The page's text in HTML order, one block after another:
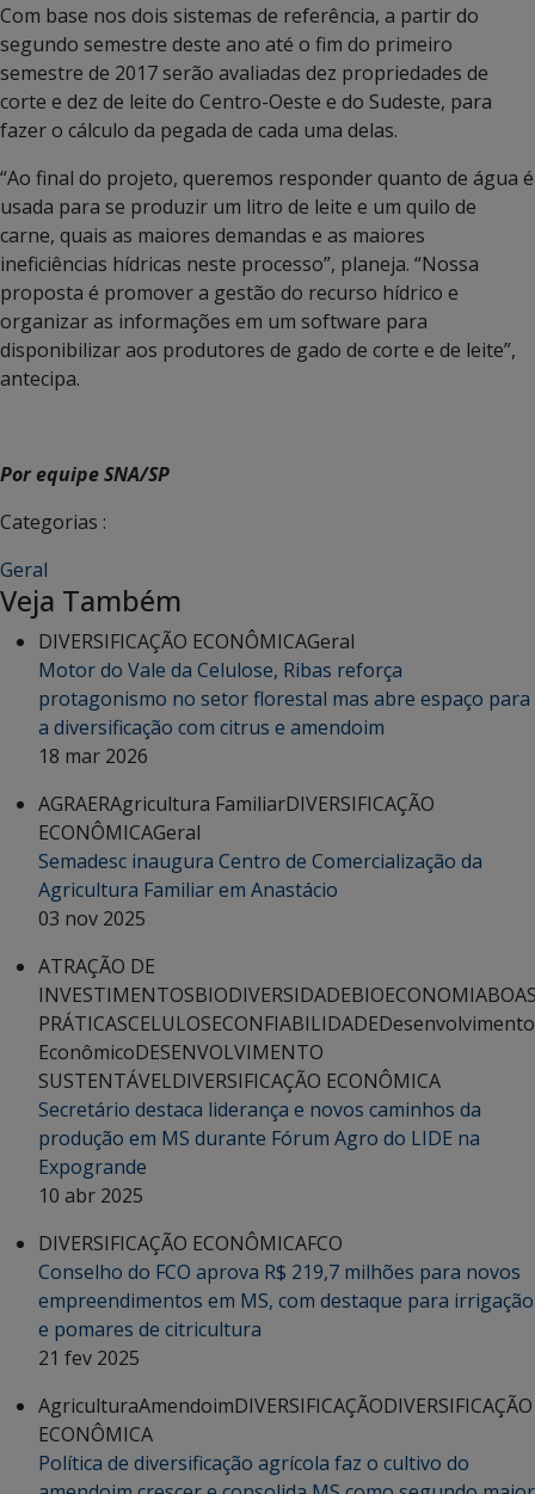
Com base nos dois sistemas de referência, a partir do
segundo semestre deste ano até o fim do primeiro
semestre de 2017 serão avaliadas dez propriedades de
corte e dez de leite do Centro-Oeste e do Sudeste, para
fazer o cálculo da pegada de cada uma delas.
“Ao final do projeto, queremos responder quanto de água é
usada para se produzir um litro de leite e um quilo de
carne, quais as maiores demandas e as maiores
ineficiências hídricas neste processo”, planeja. “Nossa
proposta é promover a gestão do recurso hídrico e
organizar as informações em um software para
disponibilizar aos produtores de gado de corte e de leite”,
antecipa.
Por equipe SNA/SP
Categorias :
Geral
Veja Também
DIVERSIFICAÇÃO ECONÔMICAGeral
Motor do Vale da Celulose, Ribas reforça
protagonismo no setor florestal mas abre espaço para
a diversificação com citrus e amendoim
18 mar 2026
AGRAERAgricultura FamiliarDIVERSIFICAÇÃO
ECONÔMICAGeral
Semadesc inaugura Centro de Comercialização da
Agricultura Familiar em Anastácio
03 nov 2025
ATRAÇÃO DE
INVESTIMENTOSBIODIVERSIDADEBIOECONOMIA
PRÁTICASCELULOSECONFIABILIDADEDesenvolvimento
EconômicoDESENVOLVIMENTO
SUSTENTÁVELDIVERSIFICAÇÃO ECONÔMICA
Secretário destaca liderança e novos caminhos da
produção em MS durante Fórum Agro do LIDE na
Expogrande
10 abr 2025
DIVERSIFICAÇÃO ECONÔMICAFCO
Conselho do FCO aprova R$ 219,7 milhões para novos
empreendimentos em MS, com destaque para irrigação
e pomares de citricultura
21 fev 2025
AgriculturaAmendoimDIVERSIFICAÇÃODIVERSIFICAÇÃO
ECONÔMICA
Política de diversificação agrícola faz o cultivo do